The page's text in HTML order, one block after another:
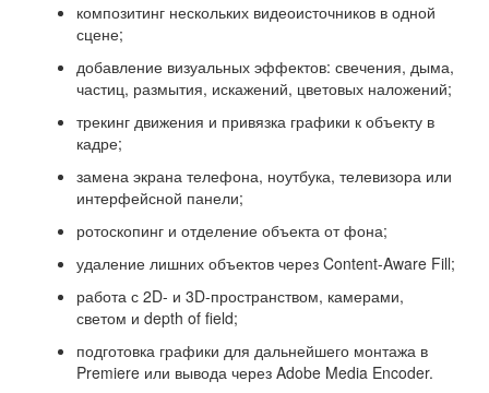
композитинг нескольких видеоисточников в одной
сцене;
добавление визуальных эффектов: свечения, дыма,
частиц, размытия, искажений, цветовых наложений;
трекинг движения и привязка графики к объекту в
кадре;
замена экрана телефона, ноутбука, телевизора или
интерфейсной панели;
ротоскопинг и отделение объекта от фона;
удаление лишних объектов через Content-Aware Fill;
работа с 2D- и 3D-пространством, камерами,
светом и depth of field;
подготовка графики для дальнейшего монтажа в
Premiere или вывода через Adobe Media Encoder.